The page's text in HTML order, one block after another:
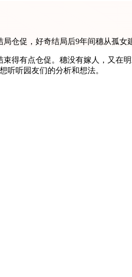
仓促，好奇结局后9年间穗从孤女
得有点仓促。穗没有嫁人，又在
听听园友们的分析和想法。